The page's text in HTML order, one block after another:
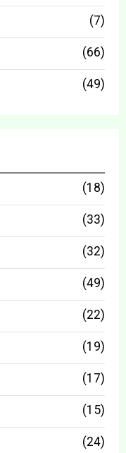
(7)
(66)
(49)
(18)
(33)
(32)
(49)
(22)
(19)
(17)
(15)
(24)